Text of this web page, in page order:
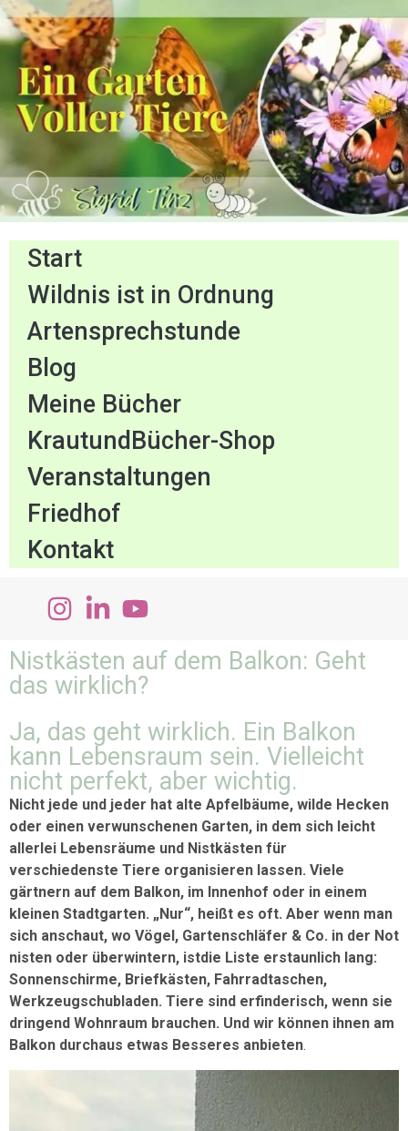
Start
Wildnis ist in Ordnung
Artensprechstunde
Blog
Meine Bücher
KrautundBücher-Shop
Veranstaltungen
Friedhof
Kontakt
Nistkästen auf dem Balkon: Geht
das wirklich?
Ja, das geht wirklich. Ein Balkon
kann Lebensraum sein. Vielleicht
nicht perfekt, aber wichtig.
Nicht jede und jeder hat alte Apfelbäume, wilde Hecken
oder einen verwunschenen Garten, in dem sich leicht
allerlei Lebensräume und Nistkästen für
verschiedenste Tiere organisieren lassen. Viele
gärtnern auf dem Balkon, im Innenhof oder in einem
kleinen Stadtgarten. „Nur“, heißt es oft. Aber wenn man
sich anschaut, wo Vögel, Gartenschläfer & Co. in der Not
nisten oder überwintern, istdie Liste erstaunlich lang:
Sonnenschirme, Briefkästen, Fahrradtaschen,
Werkzeugschubladen. Tiere sind erfinderisch, wenn sie
dringend Wohnraum brauchen. Und wir können ihnen am
Balkon durchaus etwas Besseres anbieten.